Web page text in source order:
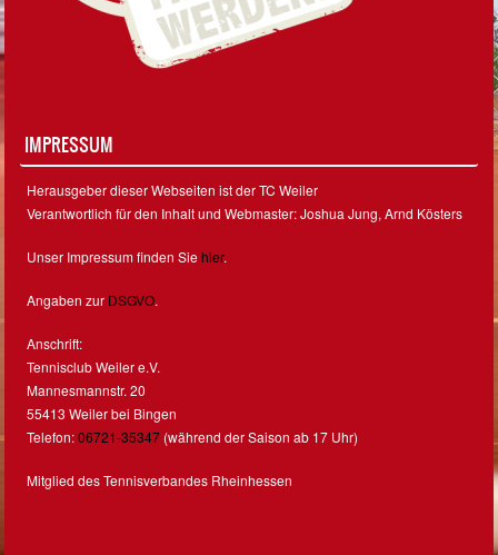
IMPRESSUM
Herausgeber dieser Webseiten ist der TC Weiler
Verantwortlich für den Inhalt und Webmaster: Joshua Jung, Arnd Kösters
Unser Impressum finden Siehier.
Angaben zur DSGVO.
Anschrift:
Tennisclub Weiler e.V.
Mannesmannstr. 20
55413 Weiler bei Bingen
Telefon:06721-35347 (während der Saison ab 17 Uhr)
Mitglied des Tennisverbandes Rheinhessen